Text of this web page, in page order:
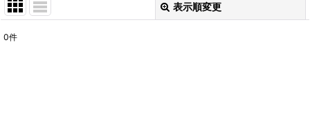
表示順変更
0件